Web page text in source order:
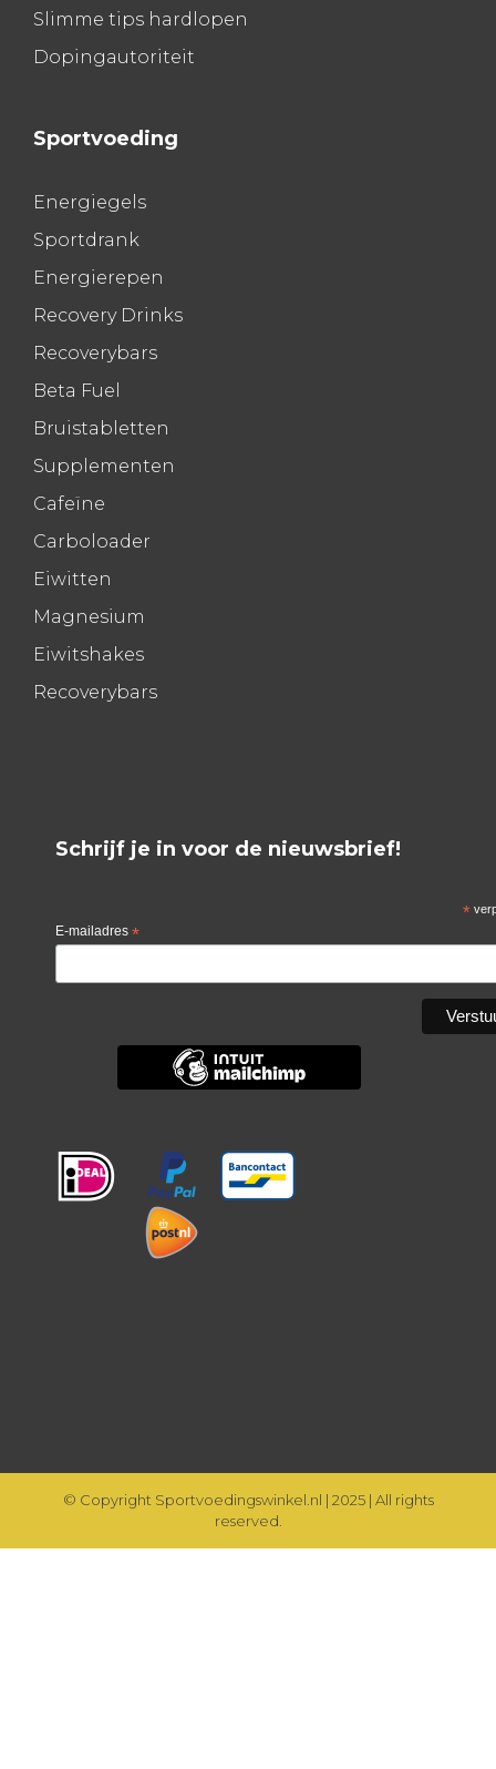
Slimme tips hardlopen
Dopingautoriteit
Sportvoeding
Energiegels
Sportdrank
Energierepen
Recovery Drinks
Recoverybars
Beta Fuel
Bruistabletten
Supplementen
Cafeïne
Carboloader
Eiwitten
Magnesium
Eiwitshakes
Recoverybars
Schrijf je in voor de nieuwsbrief!
*
E-mailadres *
© Copyright Sportvoedingswinkel.nl | 2025 | All rights
reserved.